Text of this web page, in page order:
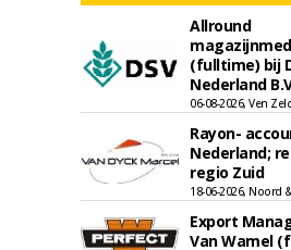
Allround
(fulltime) bij
Nederland
06-08-2026, Ven
Rayon-
Nederland;
regio Zuid
18-06-2026, Noord
Export
Van Wamel